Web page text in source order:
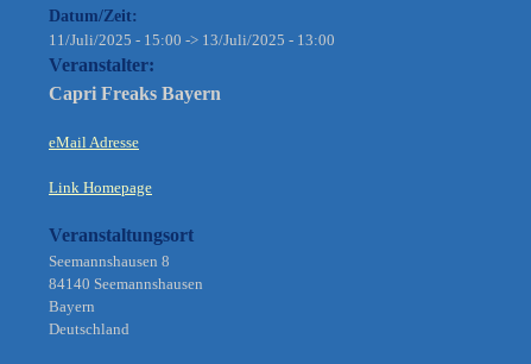
Datum/Zeit:
11/Juli/2025 - 15:00 -> 13/Juli/2025 - 13:00
Veranstalter:
Capri Freaks Bayern
eMail Adresse
Link Homepage
Veranstaltungsort
Seemannshausen 8
84140 Seemannshausen
Bayern
Deutschland